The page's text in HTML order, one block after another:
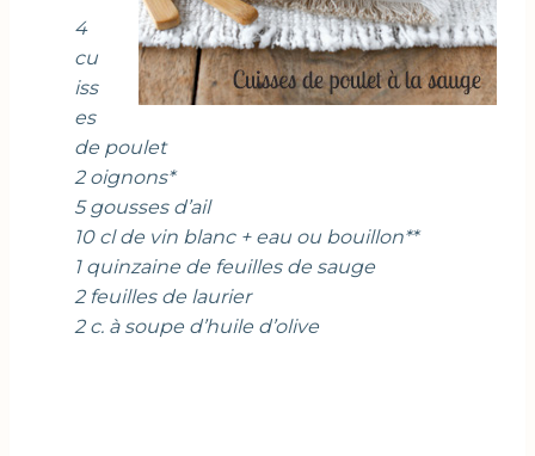
4
cu
iss
es
de poulet
2 oignons*
5 gousses d’ail
10 cl de vin blanc + eau ou bouillon**
1 quinzaine de feuilles de sauge
2 feuilles de laurier
2 c. à soupe d’huile d’olive